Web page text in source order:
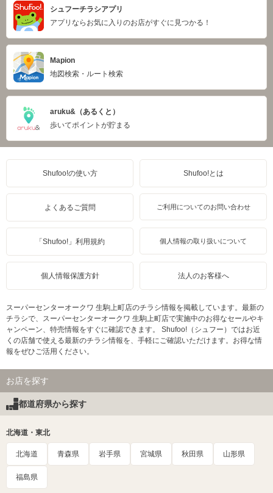
シュフーチラシアプリ
アプリならお気に入りのお店がすぐに見つかる！
Mapion
地図検索・ルート検索
aruku&（あるくと）
歩いてポイントが貯まる
Shufoo!の使い方 Shufoo!とは
よくあるご質問 ご利用についてのお問い合わせ
「Shufoo!」利用規約 個人情報の取り扱いについて
個人情報保護方針 法人のお客様へ
スーパーセンターオークワ 生駒上町店のチラシ情報を掲載しています。最新の
チラシで、スーパーセンターオークワ 生駒上町店で実施中のお得なセールやキ
ャンペーン、特売情報をすぐに確認できます。 Shufoo!（シュフー）ではお近
くの店舗で使える最新のチラシ情報を、手軽にご確認いただけます。お得な情
報をぜひご活用ください。
お店を探す
都道府県から探す
北海道・東北
北海道 青森県 岩手県 宮城県 秋田県 山形県
福島県